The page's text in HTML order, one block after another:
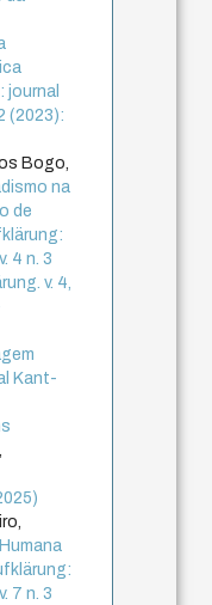
journal
(2023):
Bogo,
na
de
4 n. 3
v. 4,
Kant-
,
7 n. 3